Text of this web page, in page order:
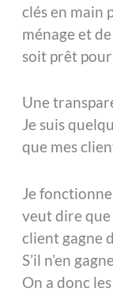
clés en main
ménage et
soit prêt
Une
Je suis
que mes
Je
veut dire que
client gagne
S’il n’en
On a donc